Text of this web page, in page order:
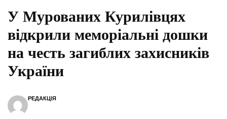
У Мурованих Курилівцях
відкрили меморіальні дошки
на честь загиблих захисників
України
РЕДАКЦІЯ